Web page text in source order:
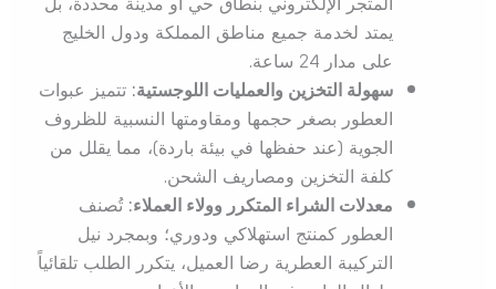
يمتد لخدمة جميع مناطق المملكة ودول الخليج
على مدار 24 ساعة.
سهولة التخزين والعمليات اللوجستية:تتميز عبوات
العطور بصغر حجمها ومقاومتها النسبية للظروف
الجوية (عند حفظها في بيئة باردة)، مما يقلل من
كلفة التخزين ومصاريف الشحن.
معدلات الشراء المتكرر وولاء العملاء:تُصنف
العطور كمنتج استهلاكي ودوري؛ وبمجرد نيل
التركيبة العطرية رضا العميل، يتكرر الطلب تلقائياً